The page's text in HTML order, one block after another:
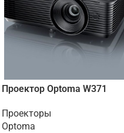
Проектор Optoma W371
Проекторы
Optoma